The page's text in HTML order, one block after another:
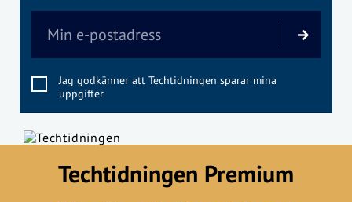
Jag godkänner att Techtidningen sparar mina
uppgifter
Techtidningen Premium